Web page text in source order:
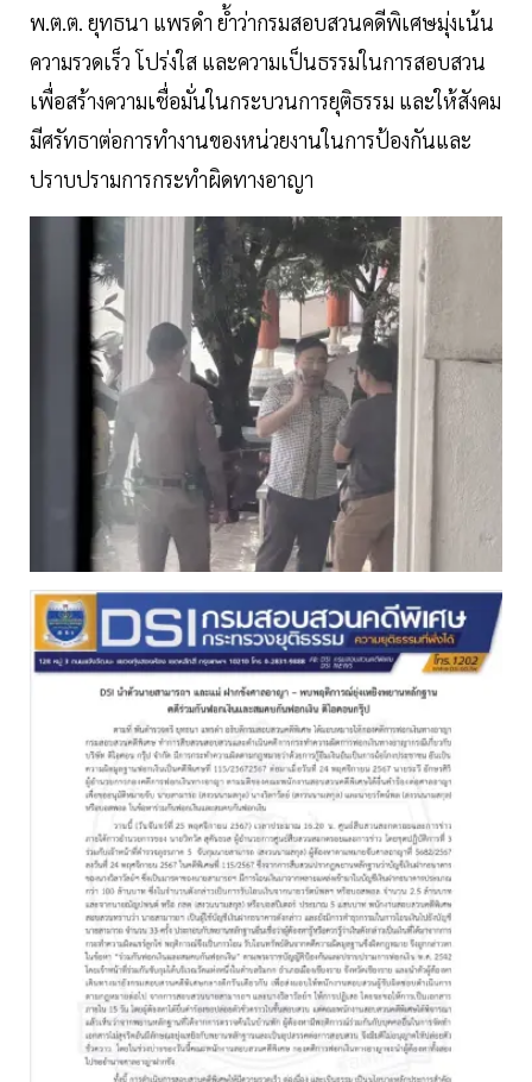
พ.ต.ต. ยุทธนา แพรดำ ย้ำว่ากรมสอบสวนคดีพิเศษมุ่งเน้น
ความรวดเร็ว โปร่งใส และความเป็นธรรมในการสอบสวน
เพื่อสร้างความเชื่อมั่นในกระบวนการยุติธรรม และให้สังคม
มีศรัทธาต่อการทำงานของหน่วยงานในการป้องกันและ
ปราบปรามการกระทำผิดทางอาญา